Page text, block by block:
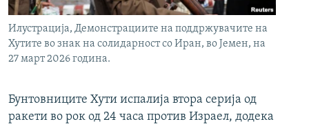
Илустрација, Демонстрациите на поддржувачите на
Хутите во знак на солидарност со Иран, во Јемен, на
27 март 2026 година.
Бунтовниците Хути испалија втора серија од
ракети во рок од 24 часа против Израел, додека